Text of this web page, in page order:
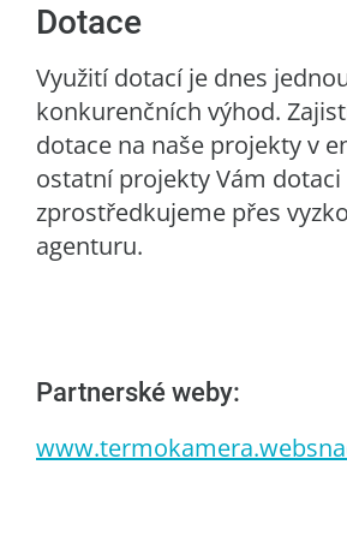
Dotace
Využití dotací je dnes
konkurenčních výhod.
dotace na naše projekty v
ostatní projekty Vám dotaci
zprostředkujeme přes
agenturu.
Partnerské weby: